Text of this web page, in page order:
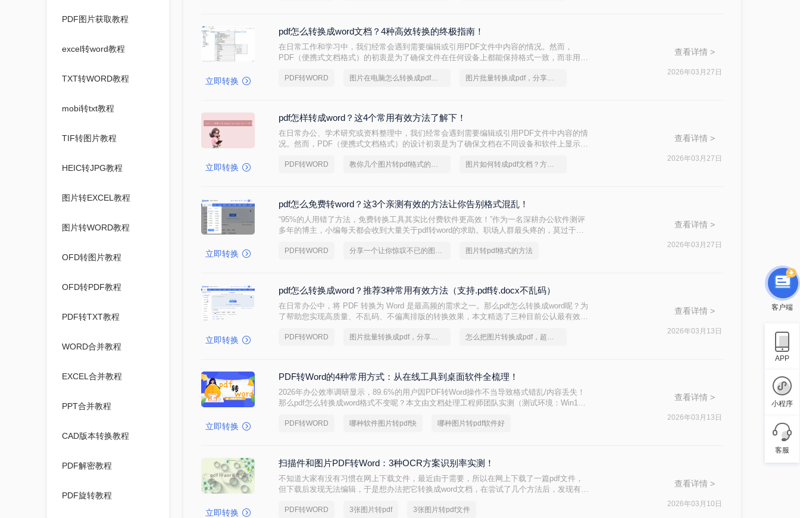
PDF图片获取教程
excel转word教程
TXT转WORD教程
mobi转txt教程
TIF转图片教程
HEIC转JPG教程
图片转EXCEL教程
图片转WORD教程
OFD转图片教程
OFD转PDF教程
PDF转TXT教程
WORD合并教程
EXCEL合并教程
PPT合并教程
CAD版本转换教程
PDF解密教程
PDF旋转教程
立即转换
pdf怎么转换成word文档？4种高效转换的终极指南！
在日常工作和学习中，我们经常会遇到需要编辑或引用PDF文件中内容的情况。然而，
PDF（便携式文档格式）的初衷是为了确保文件在任何设备上都能保持格式一致，而非用于
项高频且关键的需求。面对网络上琳琅满目的转换工具，如何选择一款高效、安全、精准的
PDF转WORD 图片在电脑怎么转换成pdf，简单高效的转换方法 图片批量转换成pdf，分享一种简单的方法
查看详情 >
2026年03月27日
立即转换
pdf怎样转成word？这4个常用有效方法了解下！
在日常办公、学术研究或资料整理中，我们经常会遇到需要编辑或引用PDF文件中内容的情
况。然而，PDF（便携式文档格式）的设计初衷是为了确保文档在不同设备和软件上显示一
编辑的Word文档。面对网络上琳琅满目的转换工具，如何选择一款高效、安全且精准的工
PDF转WORD 教你几个图片转pdf格式的方法 图片如何转成pdf文档？方法详解
查看详情 >
2026年03月27日
立即转换
pdf怎么免费转word？这3个亲测有效的方法让你告别格式混乱！
“95%的人用错了方法，免费转换工具其实比付费软件更高效！”作为一名深耕办公软件测评
多年的博主，小编每天都会收到大量关于pdf转word的求助。职场人群最头疼的，莫过于转
PDF转WORD 分享一个让你惊叹不已的图片转pdf方法 图片转pdf格式的方法
查看详情 >
2026年03月27日
立即转换
pdf怎么转换成word？推荐3种常用有效方法（支持.pdf转.docx不乱码）
在日常办公中，将 PDF 转换为 Word 是最高频的需求之一。那么pdf怎么转换成word呢？为
了帮助您实现高质量、不乱码、不偏离排版的转换效果，本文精选了三种目前公认最有效的
档，且完全避开了捆绑严重的传统软件。
PDF转WORD 图片批量转换成pdf，分享一种简单的方法 怎么把图片转换成pdf，超高效图文教程推荐
查看详情 >
2026年03月13日
立即转换
PDF转Word的4种常用方式：从在线工具到桌面软件全梳理！
2026年办公效率调研显示，89.6%的用户因PDF转Word操作不当导致格式错乱/内容丢失！
那么pdf怎么转换成word格式不变呢？本文由文档处理工程师团队实测（测试环境：Win11 +
严格遵循《电子文档转换技术规范V3.0》，拆解4种零风险转换路径，附扫描件处理技巧
PDF转WORD 哪种软件图片转pdf快 哪种图片转pdf软件好
查看详情 >
2026年03月13日
立即转换
扫描件和图片PDF转Word：3种OCR方案识别率实测！
不知道大家有没有习惯在网上下载文件，最近由于需要，所以在网上下载了一篇pdf文件，
但下载后发现无法编辑，于是想办法把它转换成word文档，在尝试了几个方法后，发现有一
吧。下面讲讲pdf图片怎么转换成word图片文档的方法。
PDF转WORD 3张图片转pdf 3张图片转pdf文件
查看详情 >
2026年03月10日
客户端
APP
小程序
客服